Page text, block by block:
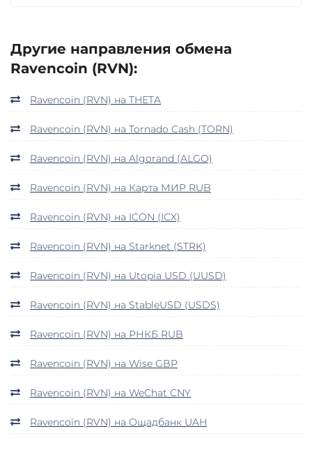
Другие направления обмена
Ravencoin (RVN):
Ravencoin (RVN) на THETA
Ravencoin (RVN) на Tornado Cash (TORN)
Ravencoin (RVN) на Algorand (ALGO)
Ravencoin (RVN) на Карта МИР RUB
Ravencoin (RVN) на ICON (ICX)
Ravencoin (RVN) на Starknet (STRK)
Ravencoin (RVN) на Utopia USD (UUSD)
Ravencoin (RVN) на StableUSD (USDS)
Ravencoin (RVN) на РНКБ RUB
Ravencoin (RVN) на Wise GBP
Ravencoin (RVN) на WeChat CNY
Ravencoin (RVN) на Ощадбанк UAH